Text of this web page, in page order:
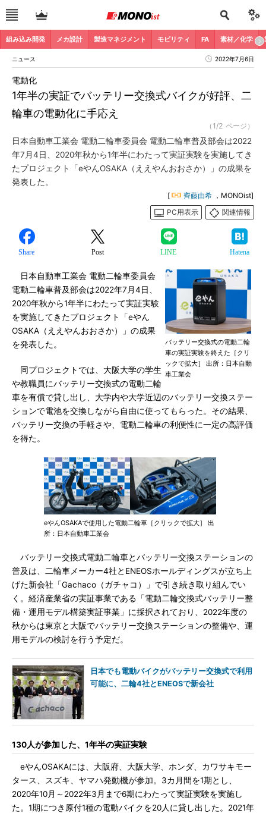
組み込み開発 メカ設計 製造マネジメント モビリティ FA 素材／化学
ニュース 2022年7月6日
1年半の実証でバッテリー交換式バイクが好評、二
輪車の電動化に手応え
電動化
（1/2 ページ）
日本自動車工業会 電動二輪車委員会 電動二輪車普及部会は2022
年7月4日、2020年秋から1年半にわたって実証実験を実施してき
たプロジェクト「eやんOSAKA（ええやんおおさか）」の成果を
発表した。
[ 齊藤由希 ，MONOist]
PC用表示
関連情報
Share Post LINE Hatena
バッテリー交換式の電動二輪
車の実証実験を終えた［クリ
ックで拡大］ 出所：日本自動
車工業会
日本自動車工業会 電動二輪車委員会
電動二輪車普及部会は2022年7月4日、
2020年秋から1年半にわたって実証実験
を実施してきたプロジェクト「eやん
OSAKA（ええやんおおさか）」の成果
を発表した。
同プロジェクトでは、大阪大学の学生
や教職員にバッテリー交換式の電動二輪
車を有償で貸し出し、大学内や大学近辺のバッテリー交換ステー
ションで電池を交換しながら自由に使ってもらった。その結果、
バッテリー交換の手軽さや、電動二輪車の利便性に一定の高評価
を得た。
eやんOSAKAで使用した電動二輪車［クリックで拡大］ 出
所：日本自動車工業会
バッテリー交換式電動二輪車とバッテリー交換ステーションの
普及は、二輪車メーカー4社とENEOSホールディングスが立ち上
げた新会社「Gachaco（ガチャコ）」で引き続き取り組んでい
く。経済産業省の実証事業である「電動二輪交換式バッテリー整
備・運用モデル構築実証事業」に採択されており、2022年度の
秋からは東京と大阪でバッテリー交換ステーションの整備や、運
用モデルの検討を行う予定だ。
日本でも電動バイクがバッテリー交換式で利用
可能に、二輪4社とENEOSで新会社
130人が参加した、1年半の実証実験
eやんOSAKAには、大阪府、大阪大学、ホンダ、カワサキモー
タース、スズキ、ヤマハ発動機が参加。3カ月間を1期とし、
2020年10月～2022年3月まで6期にわたって実証実験を実施し
た。1期につき原付1種の電動バイクを20人に貸し出した。2021年